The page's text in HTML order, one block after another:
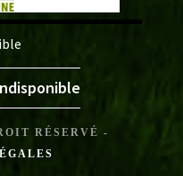
RÉSERVÉ -